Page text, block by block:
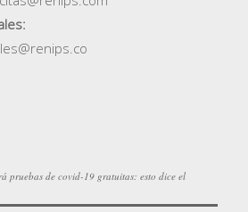
pruebas de covid-19 gratuitas: esto dice el